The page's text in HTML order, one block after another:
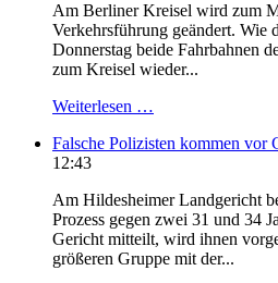
Am Berliner Kreisel wird zum
Verkehrsführung geändert. Wie
Donnerstag beide Fahrbahnen
zum Kreisel wieder...
Weiterlesen …
Falsche Polizisten kommen vor
12:43
Am Hildesheimer Landgericht
Prozess gegen zwei 31 und 34
Gericht mitteilt, wird ihnen
größeren Gruppe mit der...